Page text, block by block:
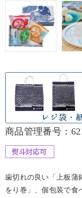
商品管理番号：
歯切れの良い「上板蒲
をり巻」、個包装で食